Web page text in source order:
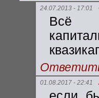
24.07.2013 - 17:01
Всё
01.08.2017 - 22:41